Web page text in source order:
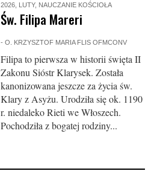
2026 LUTY, NAUCZANIE KOŚCIOŁA
Św. Filipa Mareri
-O. KRZYSZTOF MARIA FLIS OFMCONV
Filipa to pierwsza w historii święta II
Zakonu Sióstr Klarysek. Została
kanonizowana jeszcze za życia św.
Klary z Asyżu. Urodziła się ok. 1190
r. niedaleko Rieti we Włoszech.
Pochodziła z bogatej rodziny...